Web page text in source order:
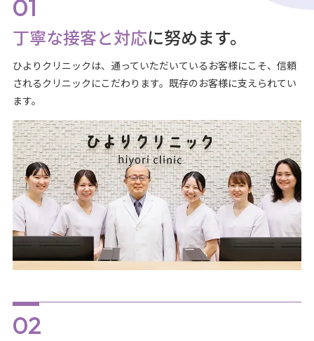
丁寧な接客と対応に努めます。
ひよりクリニックは、通っていただいているお客様にこそ、信頼
されるクリニックにこだわります。既存のお客様に支えられてい
ます。